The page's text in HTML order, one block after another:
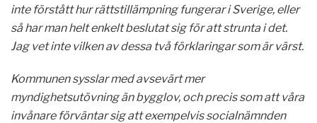
inte förstått hur rättstillämpning fungerar i Sverige, eller
så har man helt enkelt beslutat sig för att strunta i det.
Jag vet inte vilken av dessa två förklaringar som är värst.
Kommunen sysslar med avsevärt mer
myndighetsutövning än bygglov, och precis som att våra
invånare förväntar sig att exempelvis socialnämnden